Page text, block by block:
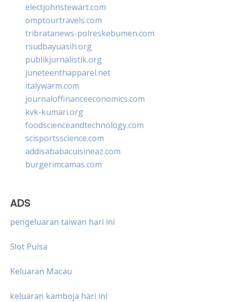
electjohnstewart.com
omptourtravels.com
tribratanews-polreskebumen.com
rsudbayuasih.org
publikjurnalistik.org
juneteenthapparel.net
italywarm.com
journaloffinanceeconomics.com
kvk-kumari.org
foodscienceandtechnology.com
scisportsscience.com
addisababacuisineaz.com
burgerimcamas.com
ADS
pengeluaran taiwan hari ini
Slot Pulsa
Keluaran Macau
keluaran kamboja hari ini